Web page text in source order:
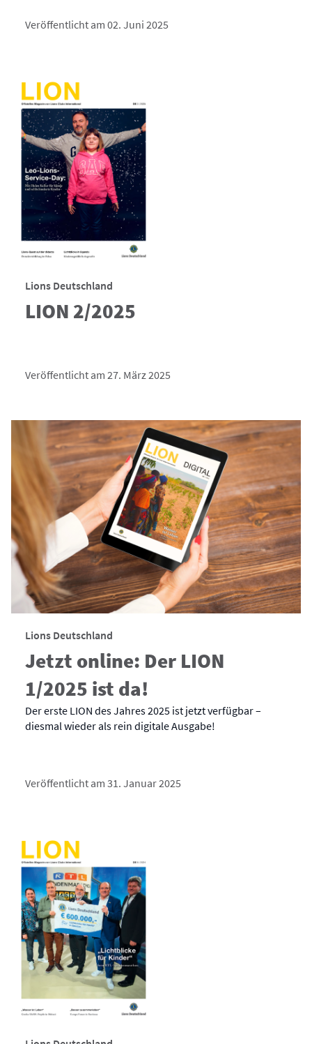
Veröffentlicht am 02. Juni 2025
Lions Deutschland
LION 2/2025
Veröffentlicht am 27. März 2025
Lions Deutschland
Jetzt online: Der LION
1/2025 ist da!
Der erste LION des Jahres 2025 ist jetzt verfügbar –
diesmal wieder als rein digitale Ausgabe!
Veröffentlicht am 31. Januar 2025